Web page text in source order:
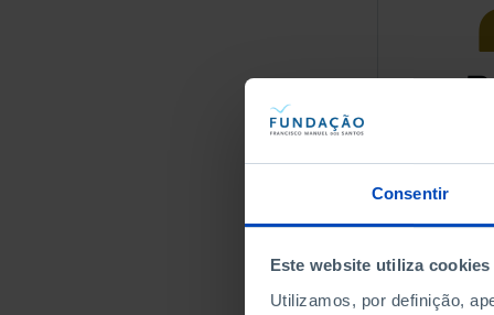
Consentir
Este website utiliza cookies
Utilizamos, por definição,